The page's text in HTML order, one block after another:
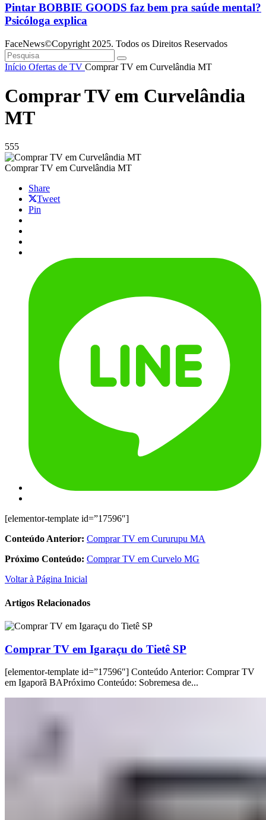
Pintar BOBBIE GOODS faz bem pra saúde mental?
Psicóloga explica
FaceNews©Copyright 2025. Todos os Direitos Reservados
Início Ofertas de TV Comprar TV em Curvelândia MT
Comprar TV em Curvelândia
MT
555
Comprar TV em Curvelândia MT
Share
Tweet
Pin
[elementor-template id=”17596″]
Conteúdo Anterior: Comprar TV em Cururupu MA
Próximo Conteúdo: Comprar TV em Curvelo MG
Voltar à Página Inicial
Artigos Relacionados
Comprar TV em Igaraçu do Tietê SP
[elementor-template id=”17596″] Conteúdo Anterior: Comprar TV
em Igaporã BAPróximo Conteúdo: Sobremesa de...